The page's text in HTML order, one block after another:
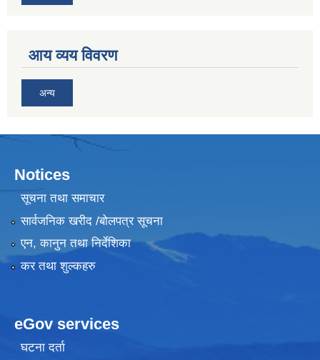
आय व्यय विवरण
अन्य
Notices
सूचना तथा समाचार
सार्वजनिक खरीद /बोलपत्र सूचना
एन, कानुन तथा निर्देशिका
कर तथा शुल्कहरु
eGov services
घटना दर्ता